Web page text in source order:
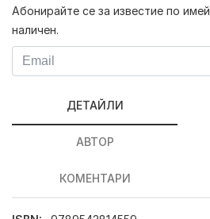
Абонирайте се за известие по
наличен.
ДЕТАЙЛИ
АВТОР
КОМЕНТАРИ